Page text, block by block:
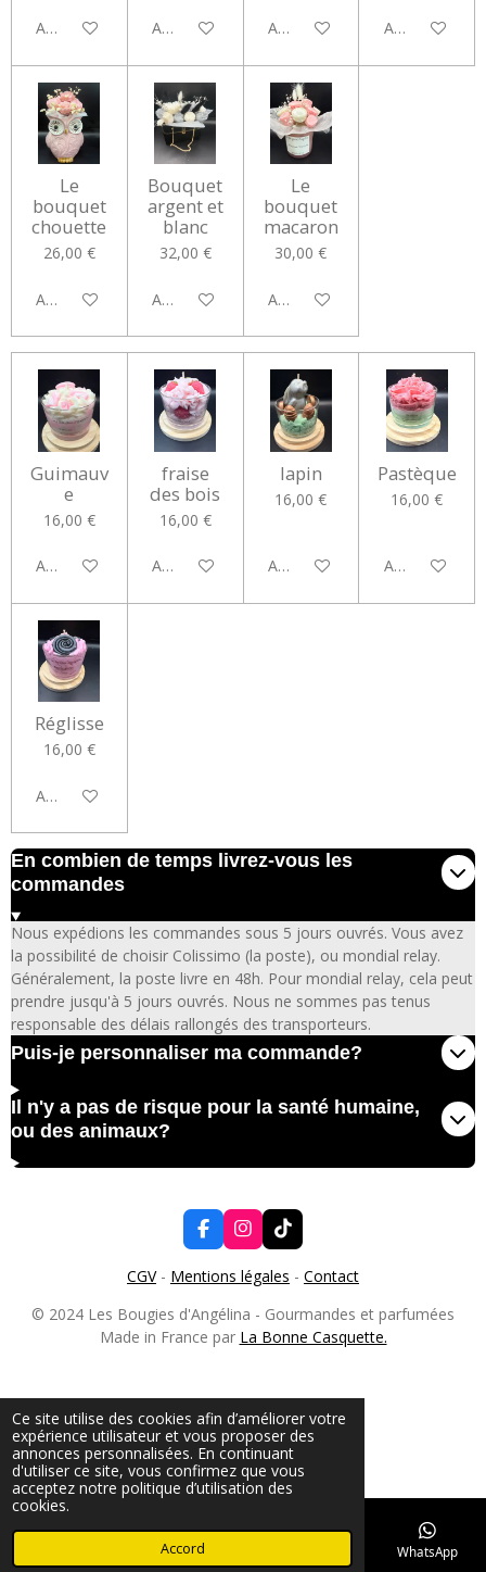
Ce site utilise des cookies afin d’améliorer votre
expérience utilisateur et vous proposer des
annonces personnalisées. En continuant
d'utiliser ce site, vous confirmez que vous
acceptez notre politique d’utilisation des
cookies.
Accord
Ajouter au panierAjouter au panierAjouter au panierAjouter au
Le
bouquet
chouette
26,00 €
Ajouter au panier
Bouquet
argent et
blanc
32,00 €
Ajouter au panier
Le
bouquet
macaron
30,00 €
Ajouter au panier
Guimauv
e
16,00 €
Ajouter au panier
fraise
des bois
16,00 €
Ajouter au panier
lapin
16,00 €
Ajouter au panier
Pastèque
16,00 €
Ajouter au
Réglisse
16,00 €
Ajouter au panier
En combien de temps livrez-vous les
commandes
Nous expédions les commandes sous 5 jours ouvrés. Vous avez
la possibilité de choisir Colissimo (la poste), ou mondial relay.
Généralement, la poste livre en 48h. Pour mondial relay, cela peut
prendre jusqu'à 5 jours ouvrés. Nous ne sommes pas tenus
responsable des délais rallongés des transporteurs.
Puis-je personnaliser ma commande?
Il n'y a pas de risque pour la santé humaine,
ou des animaux?
F
a
c
e
o
o
I
n
s
t
g
r
T
i
k
T
k
CGV- Mentions légales - Contact
© 2024 Les Bougies d'Angélina - Gourmandes et parfumées
Made in France par La Bonne Casquette.
Téléphone WhatsApp